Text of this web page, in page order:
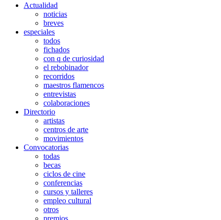
Actualidad
noticias
breves
especiales
todos
fichados
con q de curiosidad
el rebobinador
recorridos
maestros flamencos
entrevistas
colaboraciones
Directorio
artistas
centros de arte
movimientos
Convocatorias
todas
becas
ciclos de cine
conferencias
cursos y talleres
empleo cultural
otros
premios